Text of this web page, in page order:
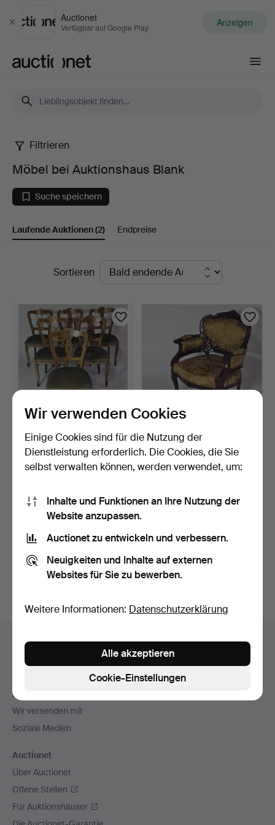
Schließen
Auctionet
Verfügbar auf Google Play Anzeigen
Möbel
bei
Auktionshaus
Blank
Filtrieren
Möbel bei Auktionshaus Blank
Suche speichern
Laufende Auktionen(2) Endpreise
LaufendeSortieren
6 Stühle, Rosenholz,
Samtbezug.
4 Tage
Sessel, goldbrokat
Stoffbezug, Rokoko Stil.
4 Tage
Suche speichern
Archiv
suchen.
Navigation
Hilfe und Kontakt
Kontakt mit dem Support aufnehmen
Zahlungsweisen
Wir versenden mit
Soziale Medien
Auctionet
Über Auctionet
Offene Stellen
Für Auktionshäuser
Wir verwenden Cookies
Einige Cookies sind für die Nutzung der
Dienstleistung erforderlich. Die Cookies, die Sie
selbst verwalten können, werden verwendet, um:
Inhalte und Funktionen an Ihre Nutzung der
Website anzupassen.
Auctionet zu entwickeln und verbessern.
Neuigkeiten und Inhalte auf externen
Websites für Sie zu bewerben.
Weitere Informationen: Datenschutzerklärung
Cookie-Einstellungen
Alle akzeptieren